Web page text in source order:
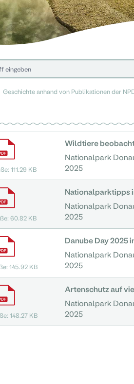
Geschichte anhand von Publikationen der
111.29 KB
Wildtiere
Nationalpark
2025
60.82 KB
Nationalparktipps
Nationalpark
2025
145.92 KB
Danube Day 2025
Nationalpark
2025
148.27 KB
Artenschutz auf
Nationalpark
2025